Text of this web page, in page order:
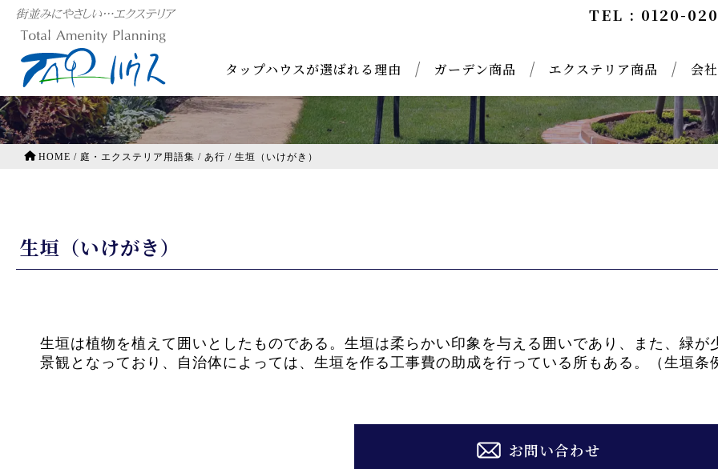
TEL : 0120-
タップハウスが選ばれる理由 ガーデン商品 エクステリア商品 会
庭・エクステリア用語集
HOME / 庭・エクステリア用語集 / あ行 / 生垣（いけがき）
生垣（いけがき）
生垣は植物を植えて囲いとしたものである。生垣は柔らかい印象を与える囲いであり、また、緑
景観となっており、自治体によっては、生垣を作る工事費の助成を行っている所もある。（生垣条
お問い合わせ